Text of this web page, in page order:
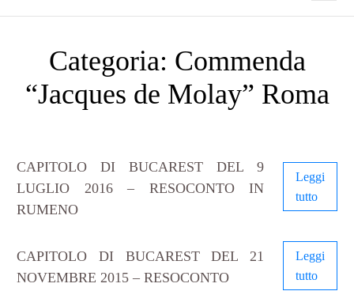
Categoria: Commenda
“Jacques de Molay” Roma
CAPITOLO DI BUCAREST DEL 9
LUGLIO 2016 – RESOCONTO IN
RUMENO
Leggi
tutto
CAPITOLO DI BUCAREST DEL 21
NOVEMBRE 2015 – RESOCONTO
Leggi
tutto